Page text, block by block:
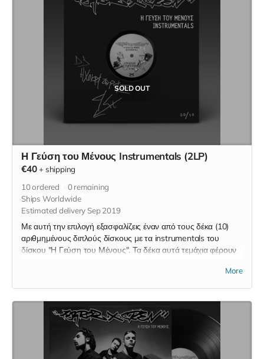
SOLD OUT
Η Γεύση του Μένους Instrumentals (2LP)
€40 + shipping
10ordered 0remaining
Ships Worldwide
Estimated delivery Sep 2019
Με αυτή την επιλογή εξασφαλίζεις έναν από τους δέκα (10)
αριθμημένους διπλούς δίσκους με τα instrumentals του
δίσκου "Η Γεύση του Μένους". Τα δέκα αυτά τεμάχια φέρουν
προτεραιότητας ξεκινώντας από το 01/10 και φτάνοντας στο
διαθέσιμη πουθενά αλλού και ποτέ ξανά. Σε περίπτωση που
έχεις προπαραγγείλει κάποιο από τα βινύλια και θέλεις να σου
αποσταλούν όλα μαζί σε ένα πακέτο, στείλε μήνυμα ώστε να
σου επιστρέψω τα έξοδα αποστολής της κασέτας.
More